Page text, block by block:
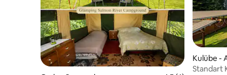
Kulübe -
Standart